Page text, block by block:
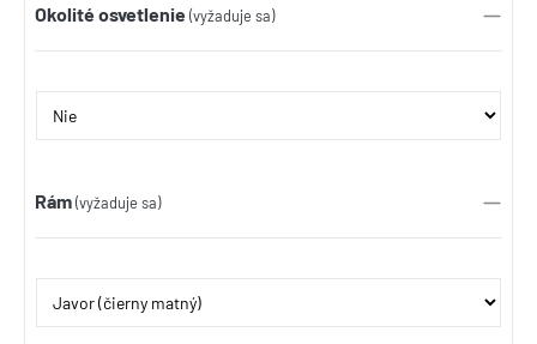
Okolité osvetlenie (vyžaduje sa)
Rám(vyžaduje sa)